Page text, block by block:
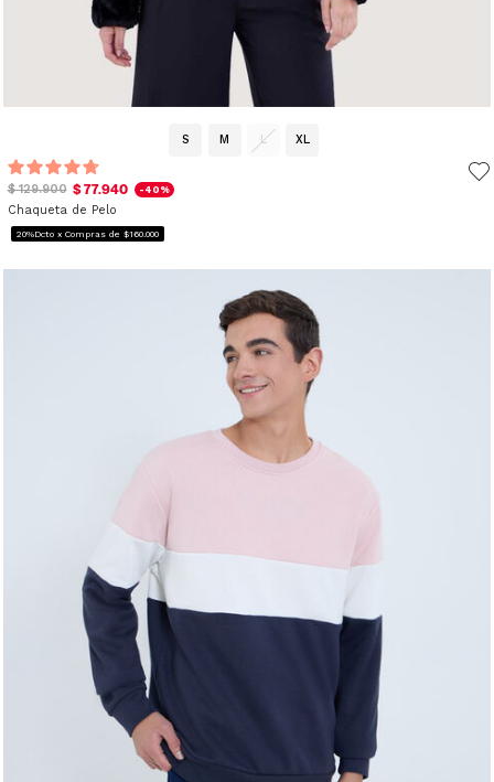
S M L XL
$ 129.900 $ 77.940 -40%
Chaqueta de Pelo
20%Dcto x Compras de $160.000